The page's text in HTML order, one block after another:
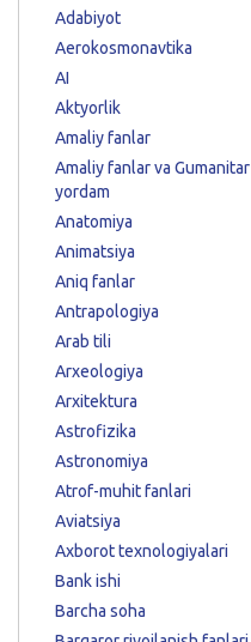
Adabiyot
Aerokosmonavtika
AI
Aktyorlik
Amaliy fanlar
Amaliy fanlar va Gumanitar
yordam
Anatomiya
Animatsiya
Aniq fanlar
Antrapologiya
Arab tili
Arxeologiya
Arxitektura
Astrofizika
Astronomiya
Atrof-muhit fanlari
Aviatsiya
Axborot texnologiyalari
Bank ishi
Barcha soha